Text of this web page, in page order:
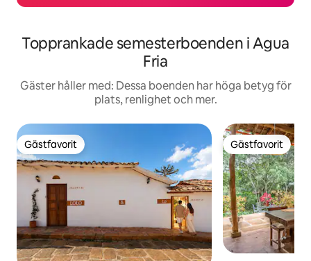
Topprankade semesterboenden i Agua
Fria
Gäster håller med: Dessa boenden har höga betyg för
plats, renlighet och mer.
Gästfavorit
Gästfavorit Gästfavorit
Gästfavorit